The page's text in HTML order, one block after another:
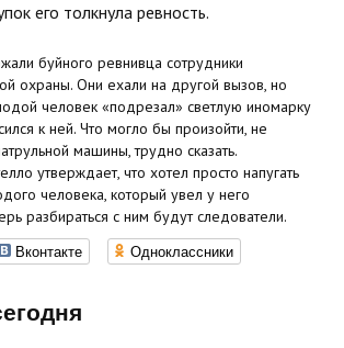
его толкнула ревность.
буйного ревнивца сотрудники
охраны. Они ехали на другой вызов, но
человек «подрезал» светлую иномарку
к ней. Что могло бы произойти, не
машины, трудно сказать.
утверждает, что хотел просто напугать
человека, который увел у него
разбираться с ним будут следователи.
Вконтакте Одноклассники